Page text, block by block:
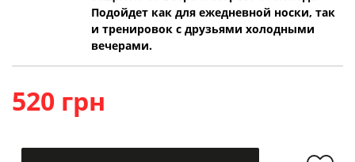
Подойдет как для ежедневной носки, так
и тренировок с друзьями холодными
вечерами.
520 грн